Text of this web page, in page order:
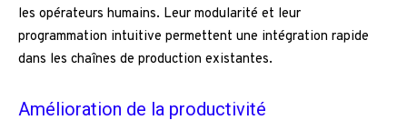
les opérateurs humains. Leur modularité et leur
programmation intuitive permettent une intégration rapide
dans les chaînes de production existantes.
Amélioration de la productivité